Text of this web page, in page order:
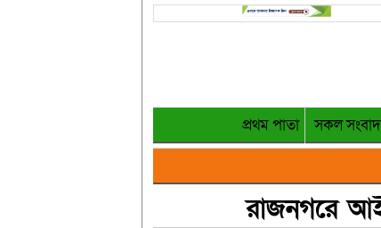
প্রথম পাতা সকল সংবাদ
রাজনগরে